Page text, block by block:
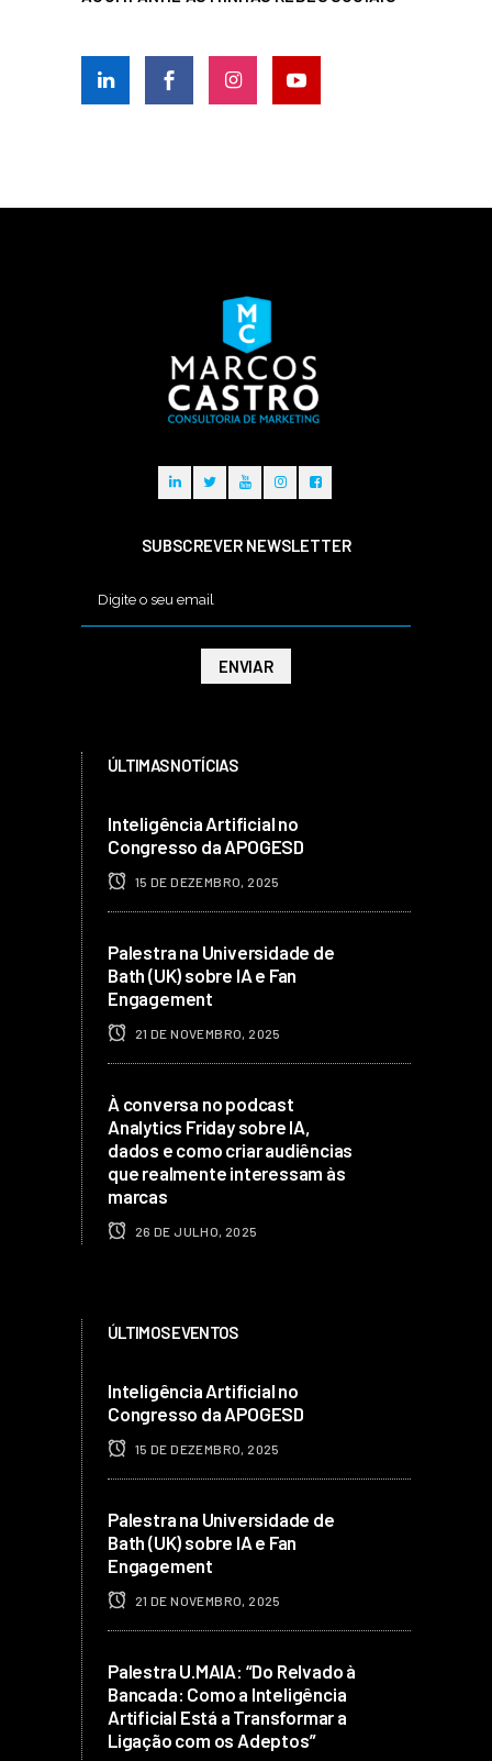
SUBSCREVER NEWSLETTER
ÚLTIMAS NOTÍCIAS
Inteligência Artificial no
Congresso da APOGESD
15 DE DEZEMBRO, 2025
Palestra na Universidade de
Bath (UK) sobre IA e Fan
Engagement
21 DE NOVEMBRO, 2025
À conversa no podcast
Analytics Friday sobre IA,
dados e como criar audiências
que realmente interessam às
marcas
26 DE JULHO, 2025
ÚLTIMOS EVENTOS
Inteligência Artificial no
Congresso da APOGESD
15 DE DEZEMBRO, 2025
Palestra na Universidade de
Bath (UK) sobre IA e Fan
Engagement
21 DE NOVEMBRO, 2025
Palestra U.MAIA: “Do Relvado à
Bancada: Como a Inteligência
Artificial Está a Transformar a
Ligação com os Adeptos”